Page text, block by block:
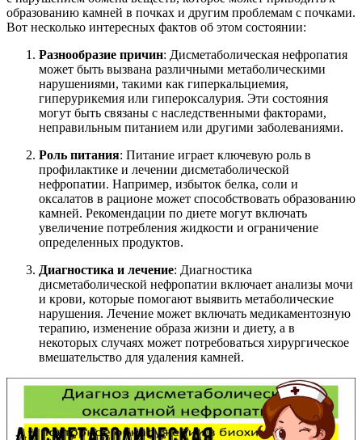
образованию камней в почках и другим проблемам с почками.
Вот несколько интересных фактов об этом состоянии:
Разнообразие причин: Дисметаболическая нефропатия
может быть вызвана различными метаболическими
нарушениями, такими как гиперкальциемия,
гиперурикемия или гипероксалурия. Эти состояния
могут быть связаны с наследственными факторами,
неправильным питанием или другими заболеваниями.
Роль питания: Питание играет ключевую роль в
профилактике и лечении дисметаболической
нефропатии. Например, избыток белка, соли и
оксалатов в рационе может способствовать образованию
камней. Рекомендации по диете могут включать
увеличение потребления жидкости и ограничение
определенных продуктов.
Диагностика и лечение: Диагностика
дисметаболической нефропатии включает анализы мочи
и крови, которые помогают выявить метаболические
нарушения. Лечение может включать медикаментозную
терапию, изменение образа жизни и диету, а в
некоторых случаях может потребоваться хирургическое
вмешательство для удаления камней.